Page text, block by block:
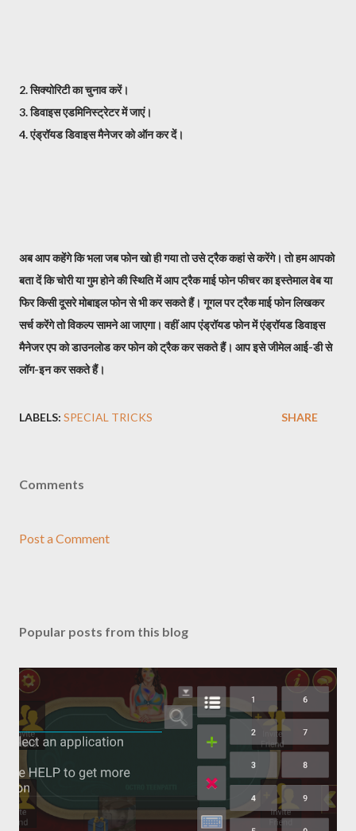
2. सिक्योरिटी का चुनाव करें।
3. डिवाइस एडमिनिस्ट्रेटर में जाएं।
4. एंड्रॉयड डिवाइस मैनेजर को ऑन कर दें।
अब आप कहेंगे कि भला जब फोन खो ही गया तो उसे ट्रैक कहां से करेंगे। तो हम आपको
बता दें कि चोरी या गुम होने की स्थिति में आप ट्रैक माई फोन फीचर का इस्तेमाल वेब या
फिर किसी दूसरे मोबाइल फोन से भी कर सकते हैं। गूगल पर ट्रैक माई फोन लिखकर
सर्च करेंगे तो विकल्प सामने आ जाएगा। वहीं आप एंड्रॉयड फोन में एंड्रॉयड डिवाइस
मैनेजर एप को डाउनलोड कर फोन को ट्रैक कर सकते हैं। आप इसे जीमेल आई-डी से
लॉग-इन कर सकते हैं।
LABELS: SPECIAL TRICKS SHARE
Comments
Post a Comment
Popular posts from this blog